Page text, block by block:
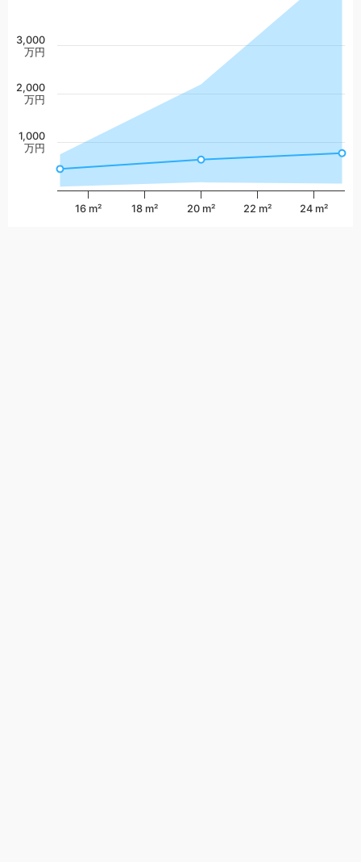
16 m² 18 m² 20 m² 22 m² 24 m²
1,000
万円
2,000
万円
3,000
万円